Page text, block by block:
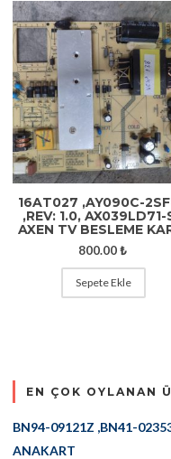
16AT027 ,AY090C-
,REV: 1.0, AX039LD71-
AXEN TV BESLEME
800.00₺
Sepete Ekle
EN ÇOK OYLANAN
BN94-09121Z ,BN41-
ANAKART